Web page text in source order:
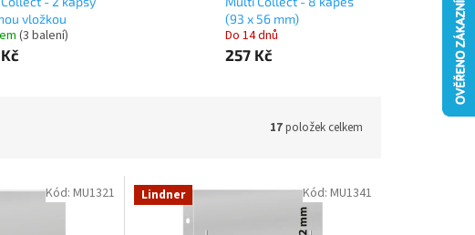
vložkou
(3 balení)
(93 x 56 mm)
Do 14 dnů
257 Kč
17položek celkem
Kód: MU1321 Lindner Kód: MU1341